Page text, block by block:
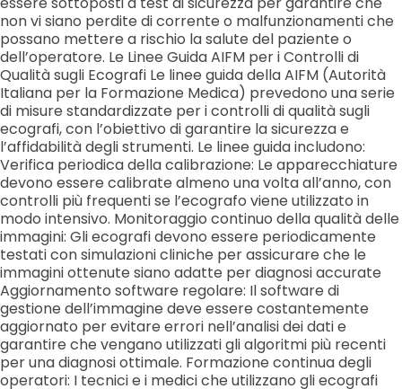
non vi siano perdite di corrente o malfunzionamenti che
possano mettere a rischio la salute del paziente o
dell’operatore. Le Linee Guida AIFM per i Controlli di
Qualità sugli Ecografi Le linee guida della AIFM (Autorità
Italiana per la Formazione Medica) prevedono una serie
di misure standardizzate per i controlli di qualità sugli
ecografi, con l’obiettivo di garantire la sicurezza e
l’affidabilità degli strumenti. Le linee guida includono:
Verifica periodica della calibrazione: Le apparecchiature
devono essere calibrate almeno una volta all’anno, con
controlli più frequenti se l’ecografo viene utilizzato in
modo intensivo. Monitoraggio continuo della qualità delle
immagini: Gli ecografi devono essere periodicamente
testati con simulazioni cliniche per assicurare che le
immagini ottenute siano adatte per diagnosi accurate
Aggiornamento software regolare: Il software di
gestione dell’immagine deve essere costantemente
aggiornato per evitare errori nell’analisi dei dati e
garantire che vengano utilizzati gli algoritmi più recenti
per una diagnosi ottimale. Formazione continua degli
operatori: I tecnici e i medici che utilizzano gli ecografi